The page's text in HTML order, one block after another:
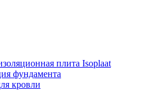
плита Isoplaat
фундамента
кровли